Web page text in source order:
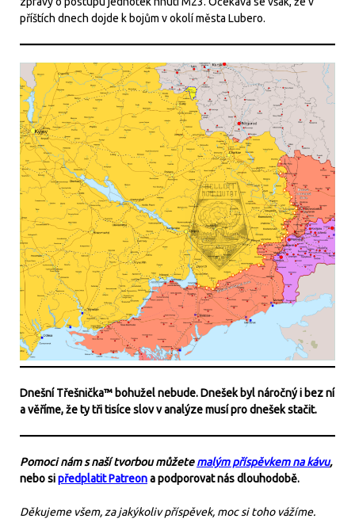
příštích dnech dojde k bojům v okolí města Lubero.
Dnešní Třešnička™ bohužel nebude. Dnešek byl náročný i bez ní
a věříme, že ty tři tisíce slov v analýze musí pro dnešek stačit.
Pomoci nám s naší tvorbou můžetemalým příspěvkem na kávu,
nebo sipředplatit Patreona podporovat nás dlouhodobě.
Děkujeme všem, za jakýkoliv příspěvek, moc si toho vážíme.